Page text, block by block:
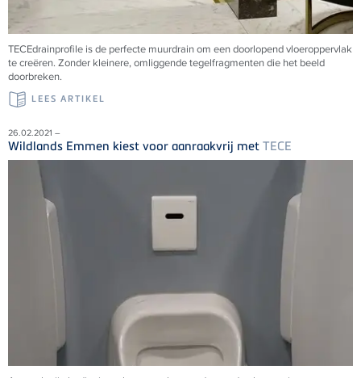
TECEdrainprofile is de perfecte muurdrain om een doorlopend vloeroppervlak
te creëren. Zonder kleinere, omliggende tegelfragmenten die het beeld
doorbreken.
LEES ARTIKEL
26.02.2021 –
Wildlands Emmen kiest voor aanraakvrij met TECE